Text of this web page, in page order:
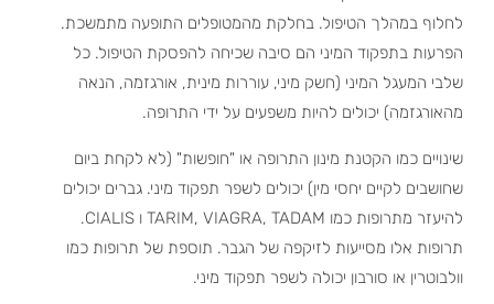
לחלוף במהלך הטיפול. בחלקת מהמטופלים התופעה מתמשכת.
הפרעות בתפקוד המיני הם סיבה שכיחה להפסקת הטיפול. כל
שלבי המעגל המיני (חשק מיני, עוררות מינית, אורגזמה, הנאה
מהאורגזמה) יכולים להיות משפעים על ידי התרופה.
שינויים כמו הקטנת מינון התרופה או "חופשות" (לא לקחת ביום
שחושבים לקיים יחסי מין) יכולים לשפר תפקוד מיני. גברים יכולים
להיעזר מתרופות כמו TARIM, VIAGRA, TADAM ו CIALIS.
תרופות אלו מסייעות לזיקפה של הגבר. תוספת של תרופות כמו
וולבוטרין או סורבון יכולה לשפר תפקוד מיני.